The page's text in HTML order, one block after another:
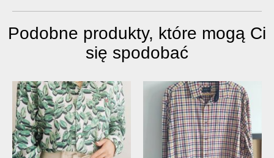
Podobne produkty, które mogą Ci
się spodobać